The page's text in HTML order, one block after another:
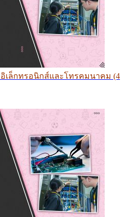
อิเล็กทรอนิกส์และโทรคมนาคม (4